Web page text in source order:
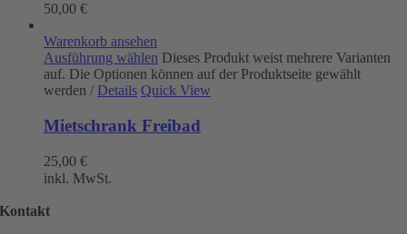
50,00 €
Warenkorb ansehen
Ausführung wählen Dieses Produkt weist mehrere Varianten
auf. Die Optionen können auf der Produktseite gewählt
werden / Details Quick View
Mietschrank Freibad
25,00 €
inkl. MwSt.
Kontakt